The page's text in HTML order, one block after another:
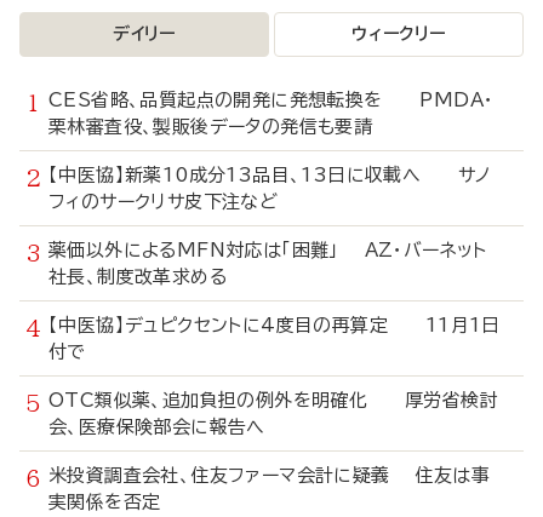
デイリー ウィークリー
CES省略、品質起点の開発に発想転換を PMDA・
栗林審査役、製販後データの発信も要請
【中医協】新薬10成分13品目、13日に収載へ サノ
フィのサークリサ皮下注など
薬価以外によるMFN対応は「困難」 AZ・バーネット
社長、制度改革求める
【中医協】デュピクセントに4度目の再算定 11月1日
付で
OTC類似薬、追加負担の例外を明確化 厚労省検討
会、医療保険部会に報告へ
米投資調査会社、住友ファーマ会計に疑義 住友は事
実関係を否定